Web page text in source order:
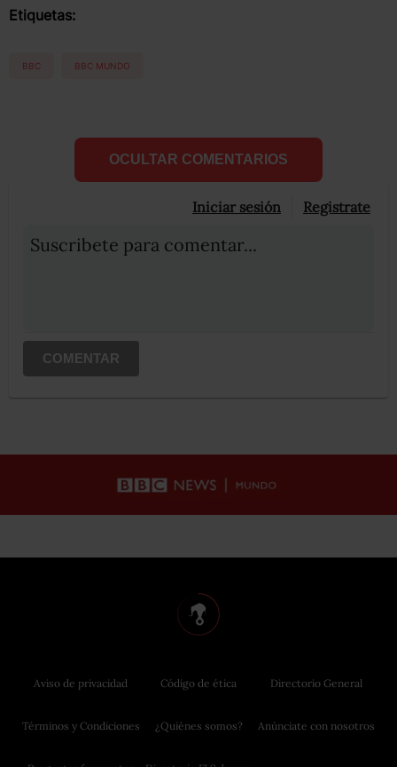
Etiquetas:
BBC BBC MUNDO
OCULTAR COMENTARIOS
Iniciar sesión Registrate
Suscribete para comentar...
COMENTAR
Aviso de privacidad
Términos y Condiciones
Código de ética
¿Quiénes somos?
Directorio General
Anúnciate con nosotros